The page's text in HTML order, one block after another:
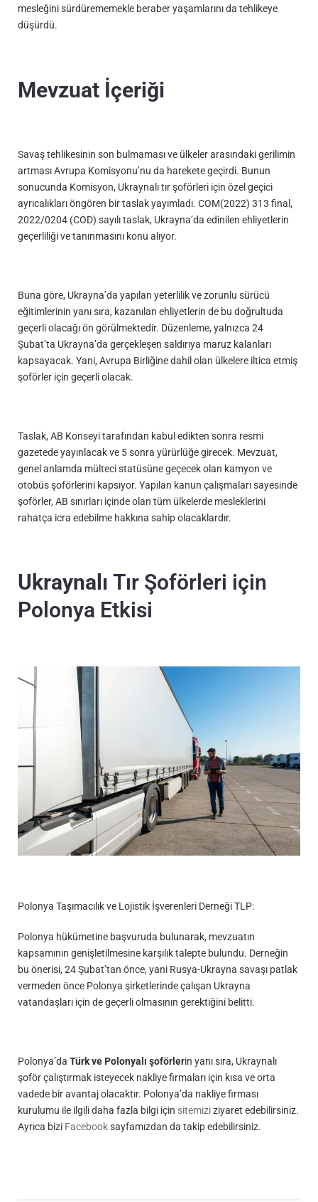
mesleğini sürdürememekle beraber yaşamlarını da tehlikeye
düşürdü.
Mevzuat İçeriği
Savaş tehlikesinin son bulmaması ve ülkeler arasındaki gerilimin
artması Avrupa Komisyonu’nu da harekete geçirdi. Bunun
sonucunda Komisyon, Ukraynalı tır şoförleri için özel geçici
ayrıcalıkları öngören bir taslak yayımladı. COM(2022) 313 final,
2022/0204 (COD) sayılı taslak, Ukrayna’da edinilen ehliyetlerin
geçerliliği ve tanınmasını konu alıyor.
Buna göre, Ukrayna’da yapılan yeterlilik ve zorunlu sürücü
eğitimlerinin yanı sıra, kazanılan ehliyetlerin de bu doğrultuda
geçerli olacağı ön görülmektedir. Düzenleme, yalnızca 24
Şubat’ta Ukrayna’da gerçekleşen saldırıya maruz kalanları
kapsayacak. Yani, Avrupa Birliğine dahil olan ülkelere iltica etmiş
şoförler için geçerli olacak.
Taslak, AB Konseyi tarafından kabul edikten sonra resmi
gazetede yayınlacak ve 5 sonra yürürlüğe girecek. Mevzuat,
genel anlamda mülteci statüsüne geçecek olan kamyon ve
otobüs şoförlerini kapsıyor. Yapılan kanun çalışmaları sayesinde
şoförler, AB sınırları içinde olan tüm ülkelerde mesleklerini
rahatça icra edebilme hakkına sahip olacaklardır.
Ukraynalı Tır Şoförleri için
Polonya Etkisi
Polonya Taşımacılık ve Lojistik İşverenleri Derneği TLP:
Polonya hükümetine başvuruda bulunarak, mevzuatın
kapsamının genişletilmesine karşılık talepte bulundu. Derneğin
bu önerisi, 24 Şubat’tan önce, yani Rusya-Ukrayna savaşı patlak
vermeden önce Polonya şirketlerinde çalışan Ukrayna
vatandaşları için de geçerli olmasının gerektiğini belitti.
Polonya’da Türk ve Polonyalı şoförlerin yanı sıra, Ukraynalı
şoför çalıştırmak isteyecek nakliye firmaları için kısa ve orta
vadede bir avantaj olacaktır. Polonya’da nakliye firması
kurulumu ile ilgili daha fazla bilgi için sitemiziziyaret edebilirsiniz.
Ayrıca bizi Facebooksayfamızdan da takip edebilirsiniz.